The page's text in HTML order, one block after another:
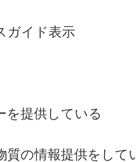
ガイド表示
を提供している
質の情報提供をして